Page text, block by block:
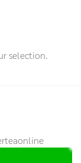
selection.